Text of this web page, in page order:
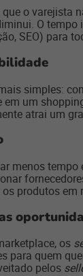
que o varejista
O tempo
SEO) para
simples:
em um
atrai um
menos
os produtos em
os
para quem
pelos